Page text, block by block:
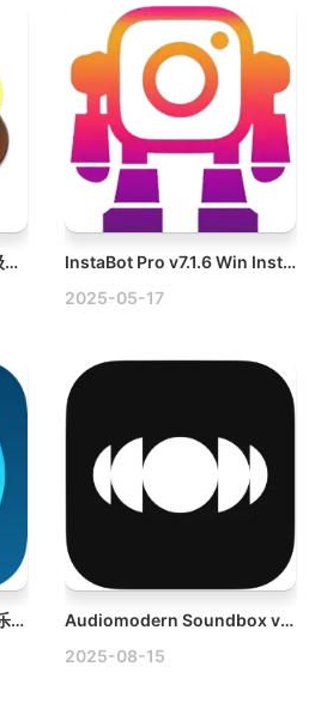
CopyClip v3.993 Mac高级剪切板管理器破解版
InstaBot Pro v7.1.6 Win Instagram自动点赞软件破解版
2025-05-17
iReal Pro v2026.3.2 Mac乐谱编曲软件破解版下载
Audiomodern Soundbox v1.1.1 Mac MPE采样器插件与平台
2025-08-15